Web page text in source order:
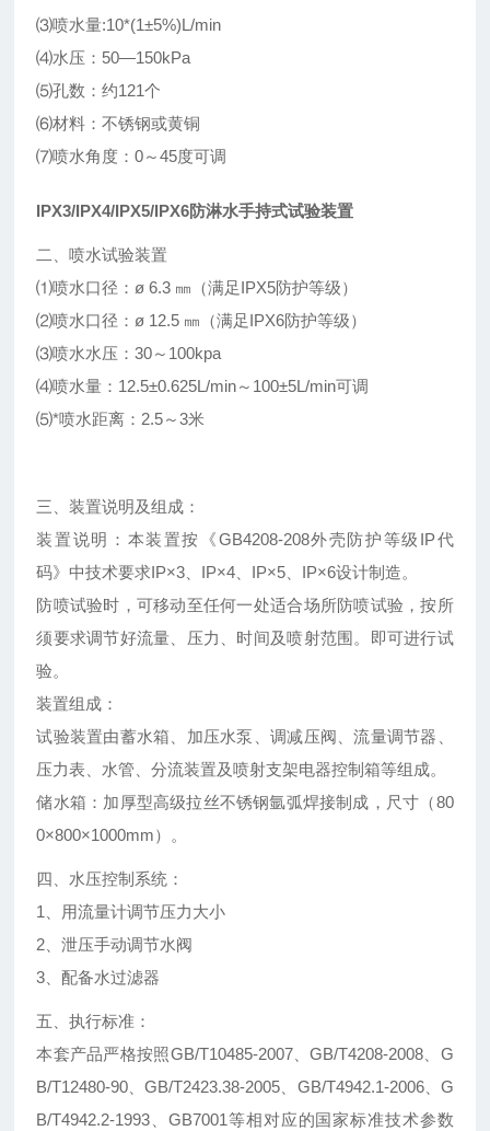
⑶喷水量:10*(1±5%)L/min
⑷水压：50—150kPa
⑸孔数：约121个
⑹材料：不锈钢或黄铜
⑺喷水角度：0～45度可调
IPX3/IPX4/IPX5/IPX6防淋水手持式试验装置
二、喷水试验装置
⑴喷水口径：ø 6.3 ㎜（满足IPX5防护等级）
⑵喷水口径：ø 12.5 ㎜（满足IPX6防护等级）
⑶喷水水压：30～100kpa
⑷喷水量：12.5±0.625L/min～100±5L/min可调
⑸*喷水距离：2.5～3米
三、装置说明及组成：
装置说明：本装置按《GB4208-208外壳防护等级IP代
码》中技术要求IP×3、IP×4、IP×5、IP×6设计制造。
防喷试验时，可移动至任何一处适合场所防喷试验，按所
须要求调节好流量、压力、时间及喷射范围。即可进行试
验。
装置组成：
试验装置由蓄水箱、加压水泵、调减压阀、流量调节器、
压力表、水管、分流装置及喷射支架电器控制箱等组成。
储水箱：加厚型高级拉丝不锈钢氩弧焊接制成，尺寸（80
0×800×1000mm）。
四、水压控制系统：
1、用流量计调节压力大小
2、泄压手动调节水阀
3、配备水过滤器
五、执行标准：
本套产品严格按照GB/T10485-2007、GB/T4208-2008、G
B/T12480-90、GB/T2423.38-2005、GB/T4942.1-2006、G
B/T4942.2-1993、GB7001等相对应的国家标准技术参数